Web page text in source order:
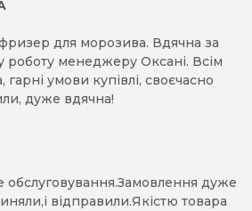
для морозива. Вдячна за
роботу менеджеру Оксані. Всім
гарні умови купівлі, своєчасно
дуже вдячна!
дуже
відправили.Якістю товара